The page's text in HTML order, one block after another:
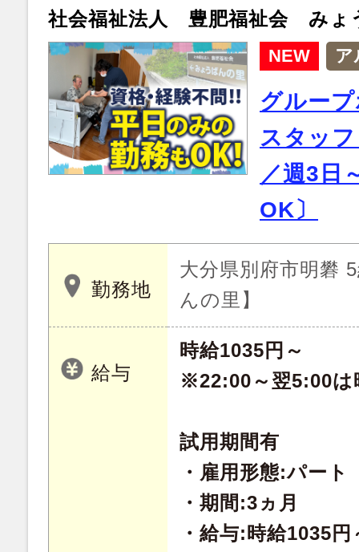
社会福祉法人 豊肥福祉会 みょ
NEW ア
グルー
スタッ
／週3日
OK〕
勤務地
大分県別府市明礬
んの里】
給与
時給1035円～
※22:00～翌5:00は
試用期間有
・雇用形態:パート
・期間:3ヵ月
・給与:時給1035円